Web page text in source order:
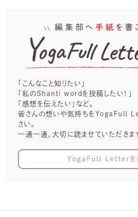
「こんなこと知りたい」
「私のShanti wordを投稿したい！」
「感想を伝えたい」など。
皆さんの想いや気持ちをYogaFull
さい。
一通一通、大切に読ませていただきま
YogaFull Letterを